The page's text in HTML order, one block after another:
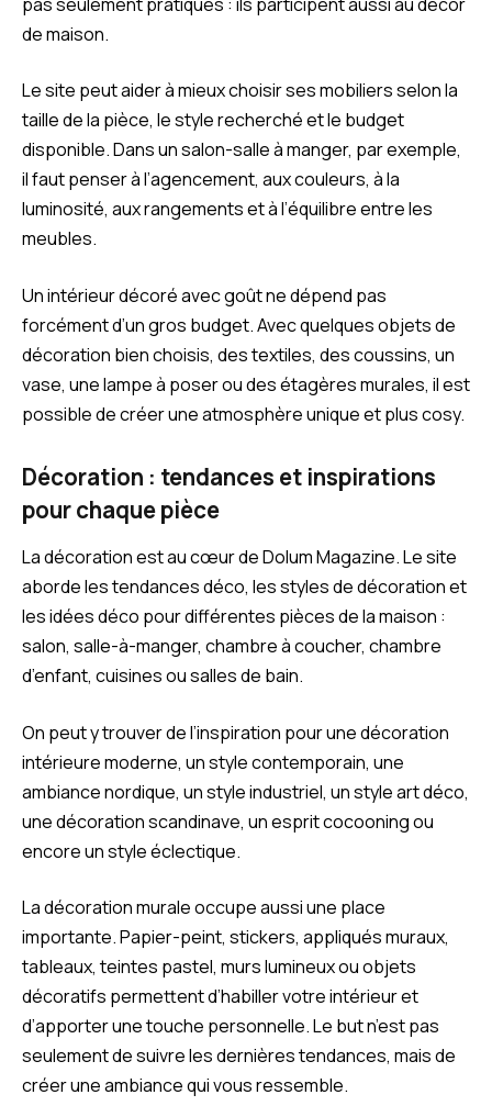
de maison.
Le site peut aider à mieux choisir ses mobiliers selon la
taille de la pièce, le style recherché et le budget
disponible. Dans un salon-salle à manger, par exemple,
il faut penser à l’agencement, aux couleurs, à la
luminosité, aux rangements et à l’équilibre entre les
meubles.
Un intérieur décoré avec goût ne dépend pas
forcément d’un gros budget. Avec quelques objets de
décoration bien choisis, des textiles, des coussins, un
vase, une lampe à poser ou des étagères murales, il est
possible de créer une atmosphère unique et plus cosy.
Décoration : tendances et inspirations
pour chaque pièce
La décoration est au cœur de Dolum Magazine. Le site
aborde les tendances déco, les styles de décoration et
les idées déco pour différentes pièces de la maison :
salon, salle-à-manger, chambre à coucher, chambre
d’enfant, cuisines ou salles de bain.
On peut y trouver de l’inspiration pour une décoration
intérieure moderne, un style contemporain, une
ambiance nordique, un style industriel, un style art déco,
une décoration scandinave, un esprit cocooning ou
encore un style éclectique.
La décoration murale occupe aussi une place
importante. Papier-peint, stickers, appliqués muraux,
tableaux, teintes pastel, murs lumineux ou objets
décoratifs permettent d’habiller votre intérieur et
d’apporter une touche personnelle. Le but n’est pas
seulement de suivre les dernières tendances, mais de
créer une ambiance qui vous ressemble.